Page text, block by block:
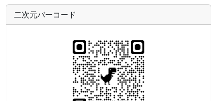
二次元バーコード